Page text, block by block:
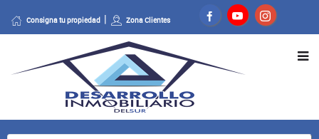
Consigna tu propiedad Zona Clientes